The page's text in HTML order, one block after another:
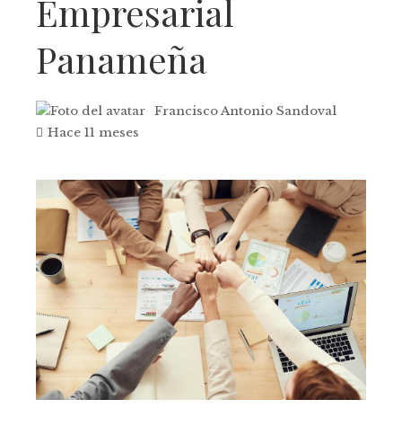
Empresarial
Panameña
Francisco Antonio Sandoval
Hace 11 meses